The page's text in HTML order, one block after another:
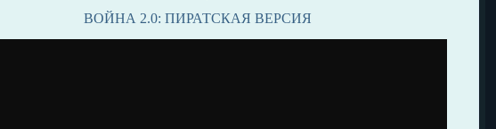
ВОЙНА 2.0: ПИРАТСКАЯ ВЕРСИЯ